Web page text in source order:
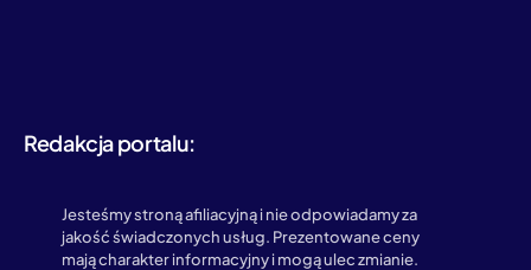
Redakcja portalu:
Jesteśmy stroną afiliacyjną i nie odpowiadamy za
jakość świadczonych usług. Prezentowane ceny
mają charakter informacyjny i mogą ulec zmianie.